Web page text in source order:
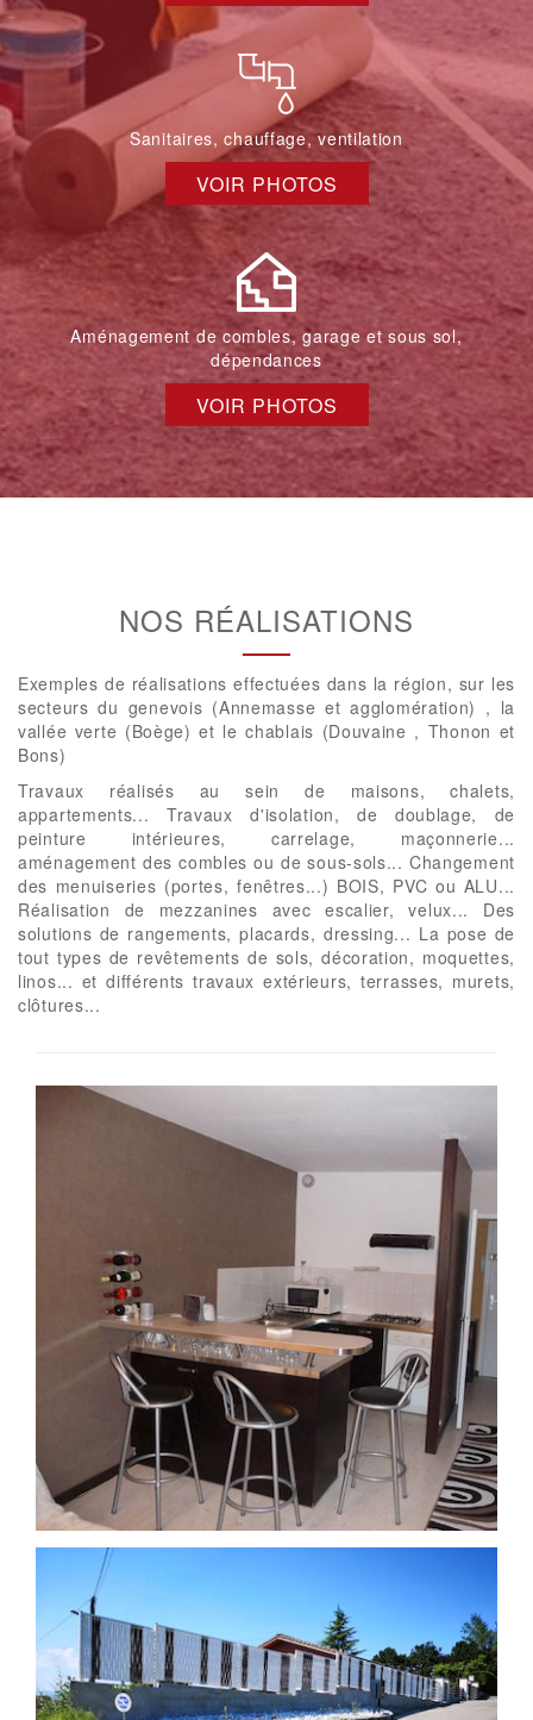
Sanitaires, chauffage, ventilation
VOIR PHOTOS
Aménagement de combles, garage et sous sol,
dépendances
VOIR PHOTOS
NOS RÉALISATIONS
Exemples de réalisations effectuées dans la région, sur les
secteurs du genevois (Annemasse et agglomération) , la
vallée verte (Boège) et le chablais (Douvaine , Thonon et
Bons)
Travaux réalisés au sein de maisons, chalets,
appartements... Travaux d'isolation, de doublage, de
peinture intérieures, carrelage, maçonnerie...
aménagement des combles ou de sous-sols... Changement
des menuiseries (portes, fenêtres...) BOIS, PVC ou ALU...
Réalisation de mezzanines avec escalier, velux... Des
solutions de rangements, placards, dressing... La pose de
tout types de revêtements de sols, décoration, moquettes,
linos... et différents travaux extérieurs, terrasses, murets,
clôtures...